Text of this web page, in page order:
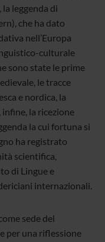
leggenda di
che ha dato
nell’Europa
culturale
sono state le prime
le tracce
e nordica, la
la ricezione
la cui fortuna si
ha registrato
scientifica,
di Lingue e
internazionali.
sede del
per una riflessione